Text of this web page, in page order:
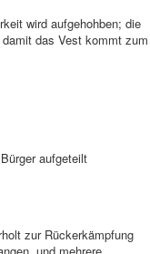
wird aufgehohben; die
das Vest kommt zum
aufgeteilt
zur Rückerkämpfung